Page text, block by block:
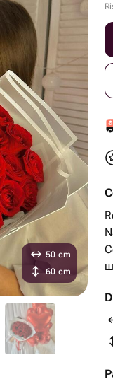
50 cm
60 cm